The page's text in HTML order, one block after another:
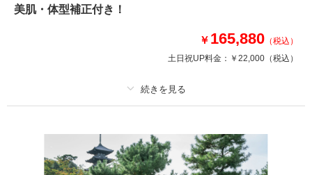
7,650円）♡
このプランで撮影可能な撮影レポート
美肌・体型補正付き！
￥ 165,880 （税込）
土日祝UP料金： ￥22,000 （税込）
プラン詳細
撮影料 新婦衣装1着 新郎衣装1着